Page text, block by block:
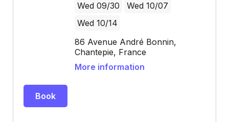
Wed 09/30
Wed 10/07
Wed 10/14
86 Avenue André Bonnin,
Chantepie, France
More information
Book